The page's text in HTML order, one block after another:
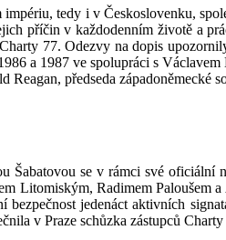
tedy i v Českoslovenku,
příčin v každodenním životě a
77. Odezvy na dopis
a 1987 ve spolupráci s
předseda
se v rámci své oficiální
Litomiským, Radimem Paloušem
jedenáct aktivních
v Praze schůzka zástupců